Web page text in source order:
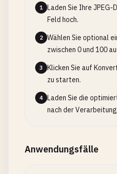
1
Laden Sie Ihre
Feld hoch.
2
Wählen Sie optional
zwischen 0 und 100
3
Klicken Sie auf
zu starten.
4
Laden Sie die
nach der
Anwendungsfälle